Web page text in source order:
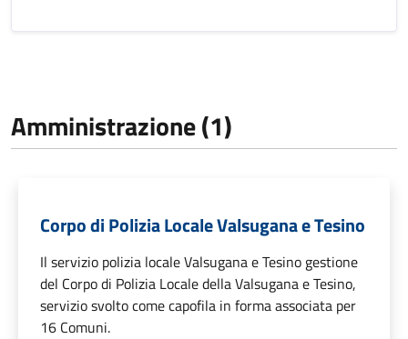
Amministrazione (1)
Corpo di Polizia Locale Valsugana e Tesino
Il servizio polizia locale Valsugana e Tesino gestione
del Corpo di Polizia Locale della Valsugana e Tesino,
servizio svolto come capofila in forma associata per
16 Comuni.